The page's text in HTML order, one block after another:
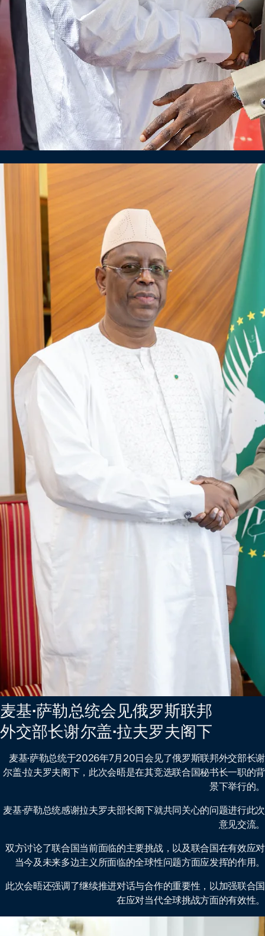
麦基·萨勒总统会见俄罗斯联邦
外交部长谢尔盖·拉夫罗夫阁下
麦基·萨勒总统于2026年7月20日会见了俄罗斯联邦外交部长谢
尔盖·拉夫罗夫阁下，此次会晤是在其竞选联合国秘书长一职的背
景下举行的。
麦基·萨勒总统感谢拉夫罗夫部长阁下就共同关心的问题进行此次
意见交流。
双方讨论了联合国当前面临的主要挑战，以及联合国在有效应对
当今及未来多边主义所面临的全球性问题方面应发挥的作用。
此次会晤还强调了继续推进对话与合作的重要性，以加强联合国
在应对当代全球挑战方面的有效性。